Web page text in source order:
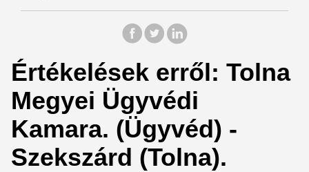
Értékelések erről: Tolna
Megyei Ügyvédi
Kamara. (Ügyvéd) -
Szekszárd (Tolna).